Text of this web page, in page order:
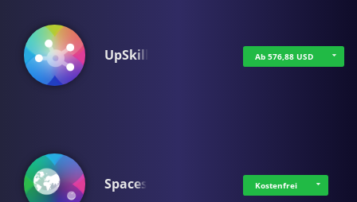
UpSkill Ab 576,88 USD
Spaces Kostenfrei